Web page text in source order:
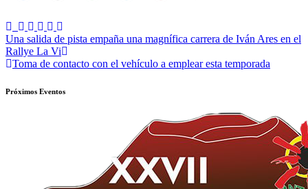
Navegación
de
Una salida de pista empaña una magnífica carrera de Iván Ares en el
Rallye La Vi
Toma de contacto con el vehículo a emplear esta temporada
Próximos Eventos